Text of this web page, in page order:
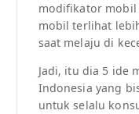
modifikator mobil
mobil terlihat
saat melaju di
Jadi, itu dia 5 ide
Indonesia yang
untuk selalu